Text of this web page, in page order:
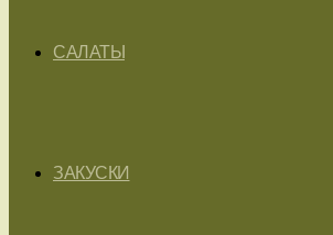
САЛАТЫ
ЗАКУСКИ